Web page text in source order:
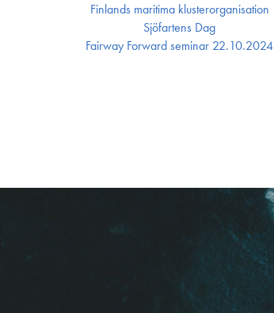
Finlands maritima kluster­organisation
Sjöfartens Dag
Fairway Forward seminar 22.10.2024